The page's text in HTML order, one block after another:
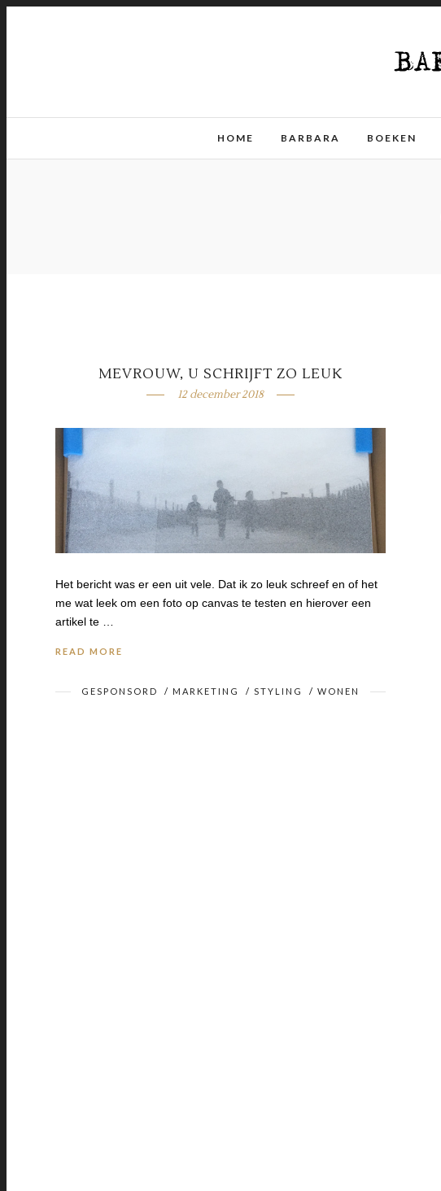
HOME BARBARA BOEKEN
MEVROUW, U SCHRIJFT ZO LEUK
12 december 2018
Het bericht was er een uit vele. Dat ik zo leuk schreef en of het
me wat leek om een foto op canvas te testen en hierover een
artikel te …
READ MORE
GESPONSORD / MARKETING / STYLING / WONEN